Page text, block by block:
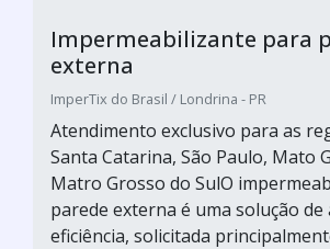
Impermeabilizante para
externa
ImperTix do Brasil / Londrina - PR
Atendimento exclusivo para as
Santa Catarina, São Paulo, Mato
Matro Grosso do SulO
parede externa é uma solução de
eficiência, solicitada